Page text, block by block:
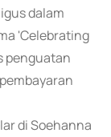
dalam
'Celebrating
penguatan
di Soehanna